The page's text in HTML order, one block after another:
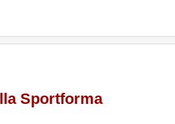
Sportforma